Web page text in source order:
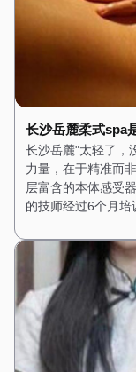
长沙岳麓柔式spa
长沙岳麓"太轻了
力量，在于精准而
层富含的本体感受
的技师经过6个月